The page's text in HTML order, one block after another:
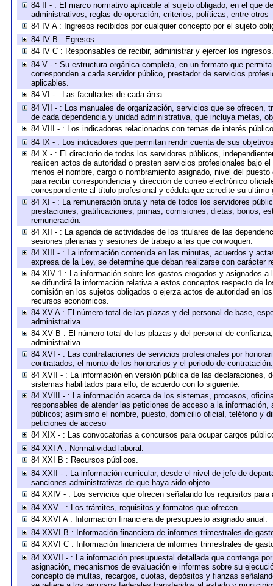
84 II - : El marco normativo aplicable al sujeto obligado, en el que
administrativos, reglas de operación, criterios, políticas, entre otros
84 IV A : Ingresos recibidos por cualquier concepto por el sujeto
84 IV B : Egresos.
84 IV C : Responsables de recibir, administrar y ejercer los ingresos.
84 V - : Su estructura orgánica completa, en un formato que
corresponden a cada servidor público, prestador de servicios
aplicables.
84 VI - : Las facultades de cada área.
84 VII - : Los manuales de organización, servicios que se
de cada dependencia y unidad administrativa, que incluya metas,
84 VIII - : Los indicadores relacionados con temas de interés
84 IX - : Los indicadores que permitan rendir cuenta de sus
84 X - : El directorio de todos los servidores públicos,
realicen actos de autoridad o presten servicios profesionales bajo
menos el nombre, cargo o nombramiento asignado, nivel del
para recibir correspondencia y dirección de correo electrónico
correspondiente al título profesional y cédula que acredite su ultimo
84 XI - : La remuneración bruta y neta de todos los servidores
prestaciones, gratificaciones, primas, comisiones, dietas, bonos,
remuneración.
84 XII - : La agenda de actividades de los titulares de las
sesiones plenarias y sesiones de trabajo a las que convoquen.
84 XIII - : La información contenida en las minutas, acuerdos y
expresa de la Ley, se determine que deban realizarse con carácter
84 XIV 1 : La información sobre los gastos erogados y asignados
se difundirá la información relativa a estos conceptos respecto de
comisión en los sujetos obligados o ejerza actos de autoridad en
recursos económicos.
84 XV A : El número total de las plazas y del personal de base,
administrativa.
84 XV B : El número total de las plazas y del personal de
administrativa.
84 XVI - : Las contrataciones de servicios profesionales por
contratados, el monto de los honorarios y el periodo de contratación.
84 XVII - : La información en versión pública de las
sistemas habilitados para ello, de acuerdo con lo siguiente.
84 XVIII - : La información acerca de los sistemas, procesos,
responsables de atender las peticiones de acceso a la
públicos; asimismo el nombre, puesto, domicilio oficial, teléfono y
peticiones de acceso
84 XIX - : Las convocatorias a concursos para ocupar cargos
84 XXI A : Normatividad laboral.
84 XXI B : Recursos públicos.
84 XXII - : La información curricular, desde el nivel de jefe de
sanciones administrativas de que haya sido objeto.
84 XXIV - : Los servicios que ofrecen señalando los requisitos para
84 XXV - : Los trámites, requisitos y formatos que ofrecen.
84 XXVI A : Información financiera de presupuesto asignado anual.
84 XXVI B : Información financiera de informes trimestrales de
84 XXVI C : Información financiera de informes trimestrales de
84 XXVII - : La información presupuestal detallada que contenga
asignación, mecanismos de evaluación e informes sobre su
concepto de multas, recargos, cuotas, depósitos y fianzas